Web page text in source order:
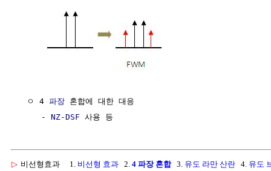
  ㅇ 4
파장 혼합에 대한 대응
     -
NZ-DSF
▷ 비선형효과 1. 비선형 효과 2. 4 파장 혼합3. 유도 라만 산란 4. 유도